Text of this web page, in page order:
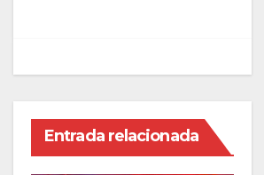
Entrada relacionada